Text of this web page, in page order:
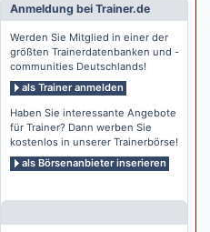
Anmeldung bei Trainer.de
Werden Sie Mitglied in einer der
größten Trainerdatenbanken und -
communities Deutschlands!
als Trainer anmelden
Haben Sie interessante Angebote
für Trainer? Dann werben Sie
kostenlos in unserer Trainerbörse!
als Börsenanbieter inserieren